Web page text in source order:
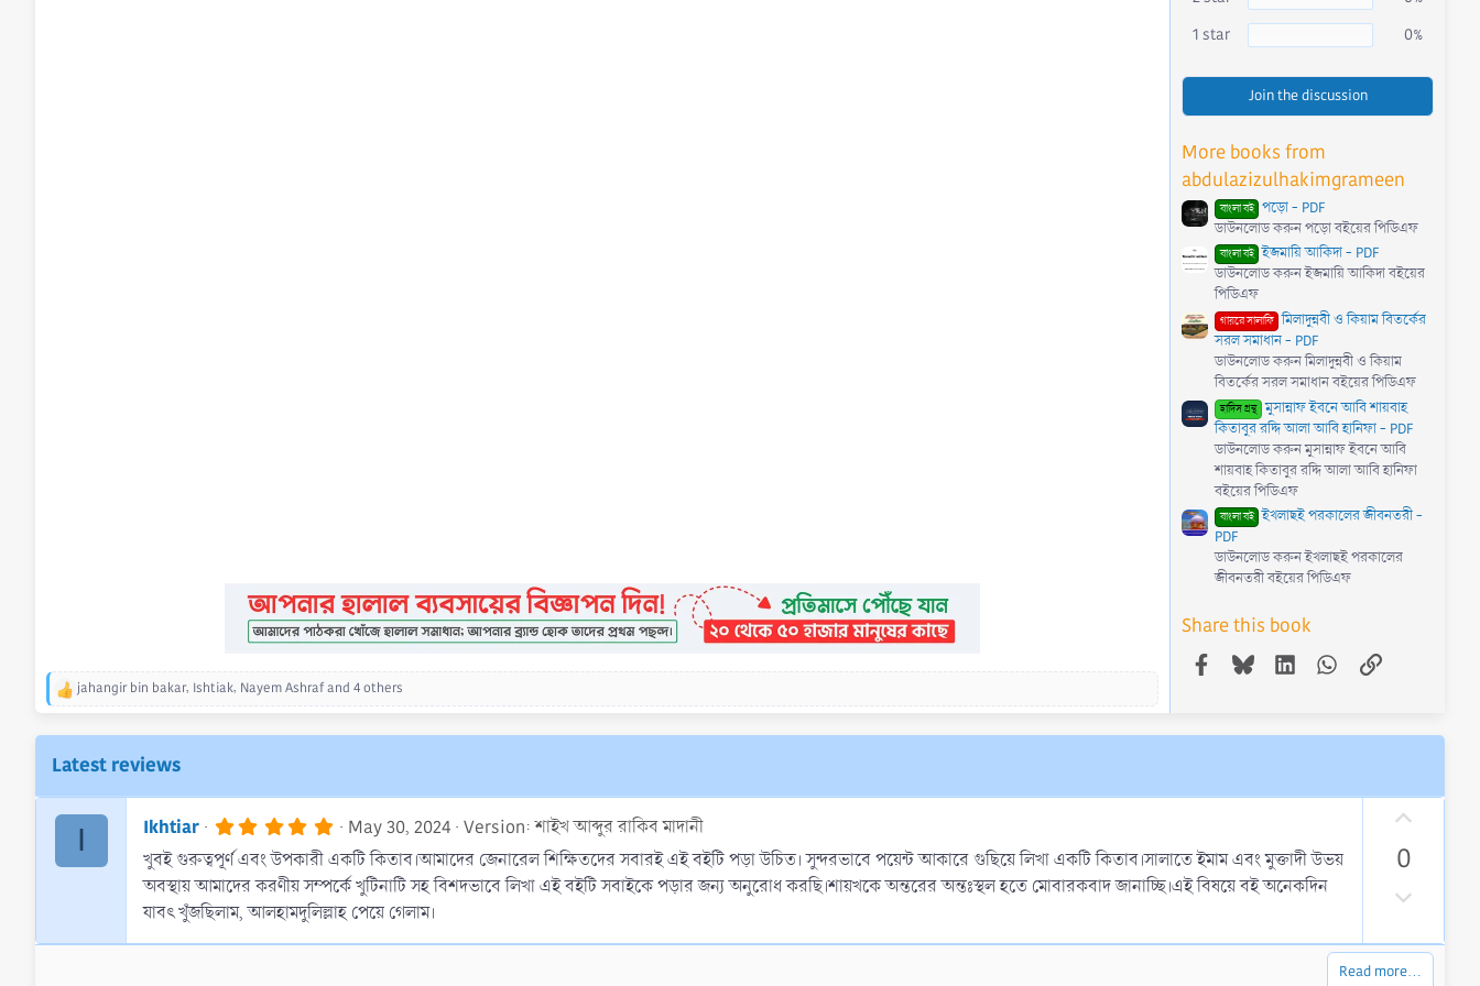
R
a
c
t
i
o
jahangir bin bakar, Ishtiak, Nayem Ashrafand 4 others
1 star
0%
Join the discussion
More books from
abdulazizulhakimgrameen
বাংলা বই পড়ো - PDF
ডাউনলোড করুন পড়ো বইয়ের পিডিএফ
বাংলা বই ইজমায়ি আকিদা - PDF
ডাউনলোড করুন ইজমায়ি আকিদা বইয়ের
পিডিএফ
গায়রে সালাফি মিলাদুন্নবী ও কিয়াম বিতর্কের
সরল সমাধান - PDF
ডাউনলোড করুন মিলাদুন্নবী ও কিয়াম
বিতর্কের সরল সমাধান বইয়ের পিডিএফ
হাদিস গ্রন্থ মুসান্নাফ ইবনে আবি শায়বাহ
কিতাবুর রদ্দি আলা আবি হানিফা - PDF
ডাউনলোড করুন মুসান্নাফ ইবনে আবি
শায়বাহ কিতাবুর রদ্দি আলা আবি হানিফা
বইয়ের পিডিএফ
বাংলা বই ইখলাছই পরকালের জীবনতরী -
PDF
ডাউনলোড করুন ইখলাছই পরকালের
জীবনতরী বইয়ের পিডিএফ
Share this book
Facebook
BlueskyLinkedInWhatsApp
Link
Latest reviews
I Ikhtiar 5
0
0
s
t
r
May 30, 2024 Version: শাইখ আব্দুর রাকিব মাদানী
খুবই গুরুত্বপূর্ণ এবং উপকারী একটি কিতাব।আমাদের জেনারেল শিক্ষিতদের সবারই এই বইটি পড়া উচিত। সুন্দরভাবে পয়েন্ট আকারে গুছিয়ে লিখা একটি কিতাব।সালাতে ইমাম এবং মুক্তাদী উভয়
অবস্থায় আমাদের করণীয় সম্পর্কে খুটিনাটি সহ বিশদভাবে লিখা এই বইটি সবাইকে পড়ার জন্য অনুরোধ করছি।শায়খকে অন্তরের অন্তঃস্থল হতে মোবারকবাদ জানাচ্ছি।এই বিষয়ে বই অনেকদিন
যাবৎ খুঁজছিলাম, আলহামদুলিল্লাহ পেয়ে গেলাম।
e
0
w
n
Read more…